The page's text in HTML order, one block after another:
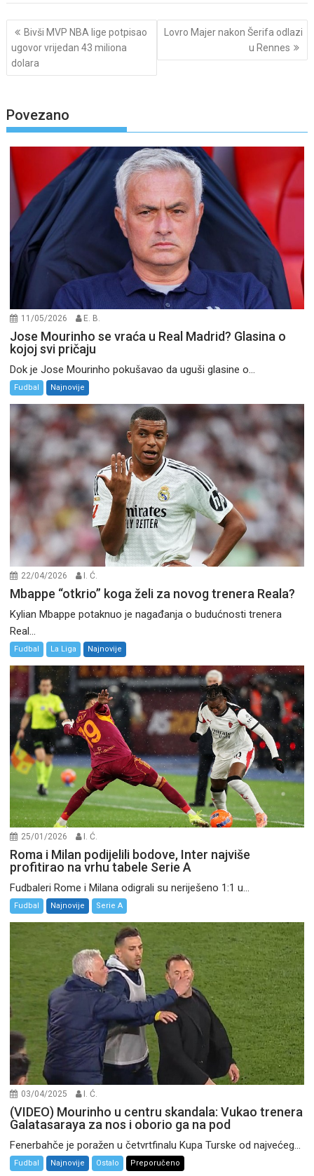
Post
navigation
Bivši MVP NBA lige potpisao
ugovor vrijedan 43 miliona
dolara
Lovro Majer nakon Šerifa odlazi
u Rennes
Povezano
11/05/2026 E. B.
Jose Mourinho se vraća u Real Madrid? Glasina o
kojoj svi pričaju
Dok je Jose Mourinho pokušavao da uguši glasine o...
Fudbal Najnovije
22/04/2026 I. Ć.
Mbappe “otkrio” koga želi za novog trenera Reala?
Kylian Mbappe potaknuo je nagađanja o budućnosti trenera
Real...
Fudbal La Liga Najnovije
25/01/2026 I. Ć.
Roma i Milan podijelili bodove, Inter najviše
profitirao na vrhu tabele Serie A
Fudbaleri Rome i Milana odigrali su neriješeno 1:1 u...
Fudbal Najnovije Serie A
03/04/2025 I. Ć.
(VIDEO) Mourinho u centru skandala: Vukao trenera
Galatasaraya za nos i oborio ga na pod
Fenerbahče je poražen u četvrtfinalu Kupa Turske od najvećeg...
Fudbal Najnovije Ostalo Preporučeno